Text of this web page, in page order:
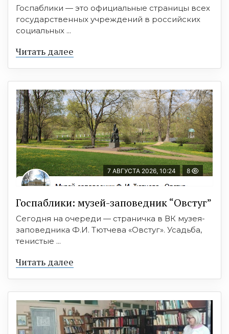
Госпаблики — это официальные страницы всех
государственных учреждений в российских
социальных ...
Читать далее
7 АВГУСТА 2026, 10:24 8
Госпаблики: музей-заповедник “Овстуг”
Сегодня на очереди — страничка в ВК музея-
заповедника Ф.И. Тютчева «Овстуг». Усадьба,
тенистые ...
Читать далее